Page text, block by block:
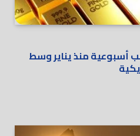
أسبوعية منذ يناير وسط